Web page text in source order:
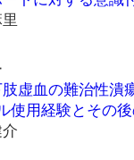
肢虚血の難治性潰
使用経験とその後